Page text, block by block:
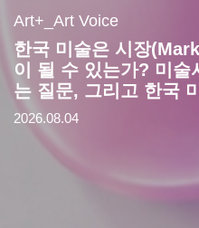
Art+_Art Voice
한국 미술은 시장
이 될 수 있는가? 미술
는 질문, 그리고 한국
2026.08.04